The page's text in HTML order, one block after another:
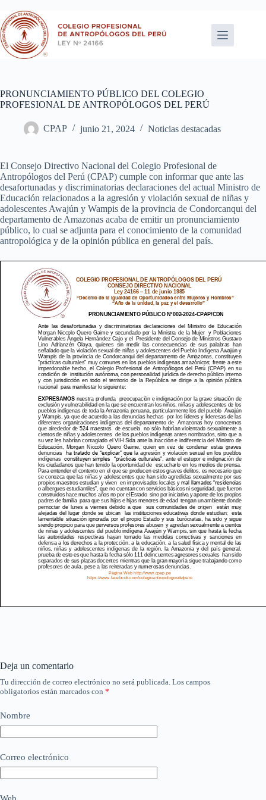
al
contenido
PRONUNCIAMIENTO PÚBLICO DEL COLEGIO
PROFESIONAL DE ANTROPÓLOGOS DEL PERÚ
CPAP junio 21, 2024 Noticias destacadas
El Consejo Directivo Nacional del Colegio Profesional de
Antropólogos del Perú (CPAP) cumple con informar que ante las
desafortunadas y discriminatorias declaraciones del actual Ministro de
Educación relacionados a la agresión y violación sexual de niñas y
adolescentes Awajún y Wampis de la provincia de Condorcanqui del
departamento de Amazonas acaba de emitir un pronunciamiento
público, lo cual se adjunta para el conocimiento de la comunidad
antropológica y de la opinión pública en general del país.
Deja un comentario
Tu dirección de correo electrónico no será publicada. Los campos
obligatorios están marcados con *
Nombre
Correo electrónico